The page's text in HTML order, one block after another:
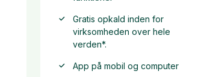
Gratis opkald inden for
virksomheden over hele
verden*.
App på mobil og computer